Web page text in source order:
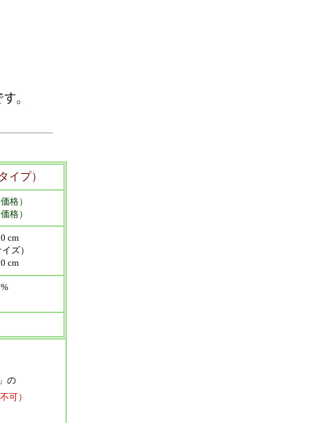
プ）
格）
格）
cm
）
cm
の
可）